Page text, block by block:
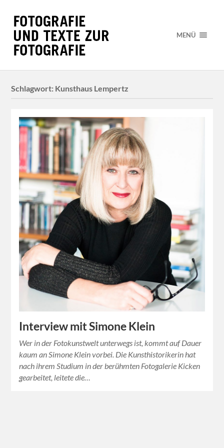
MENÜ
Schlagwort: Kunsthaus Lempertz
Interview mit Simone Klein
Wer in der Fotokunstwelt unterwegs ist, kommt auf Dauer
kaum an Simone Klein vorbei. Die Kunsthistorikerin hat
nach ihrem Studium in der berühmten Fotogalerie Kicken
gearbeitet, leitete die…